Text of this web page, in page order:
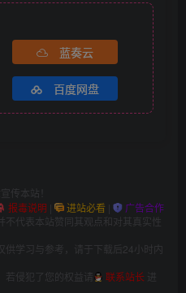
蓝奏云
百度网盘
传本站！
报毒说明 | 进站必看 | 广告合作
不代表本站赞同其观点和对其真实性
供学习与参考，请于下载后24小时内
侵犯了您的权益请 联系站长 进